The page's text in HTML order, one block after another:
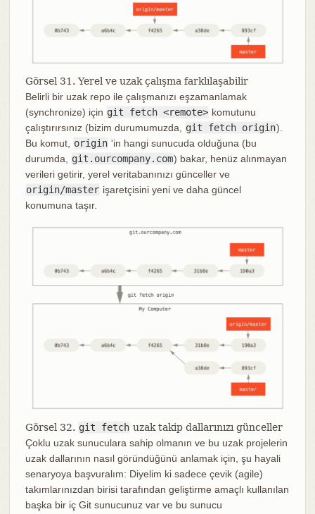
Görsel 31. Yerel ve uzak çalışma farklılaşabilir
Belirli bir uzak repo ile çalışmanızı eşzamanlamak
(synchronize) için git fetch <remote> komutunu
çalıştırırsınız (bizim durumumuzda,
git fetch origin).
Bu komut,
origin 'in hangi sunucuda olduğuna (bu
durumda,
git.ourcompany.com) bakar, henüz alınmayan
verileri getirir, yerel veritabanınızı günceller ve
origin/master işaretçisini yeni ve daha güncel
konumuna taşır.
Görsel 32. git fetch uzak takip dallarınızı günceller
Çoklu uzak sunuculara sahip olmanın ve bu uzak projelerin
uzak dallarının nasıl göründüğünü anlamak için, şu hayali
senaryoya başvuralım: Diyelim ki sadece çevik (agile)
takımlarınızdan birisi tarafından geliştirme amaçlı kullanılan
başka bir iç Git sunucunuz var ve bu sunucu